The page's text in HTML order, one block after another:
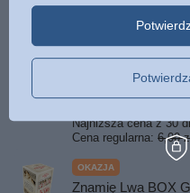
Długopis Aniołom
/ szt.
25pktpunktów
Najniższa cena z 30
Cena regularna: 6,00
OKAZJA
Znamię Lwa BOX